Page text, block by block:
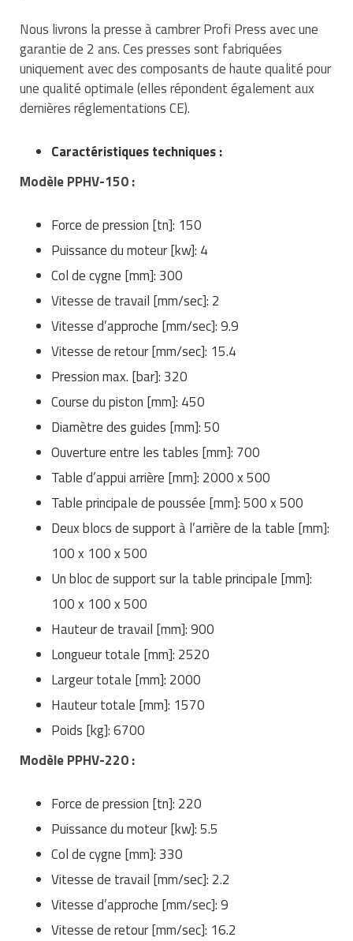
Nous livrons la presse à cambrer Profi Press avec une
garantie de 2 ans. Ces presses sont fabriquées
uniquement avec des composants de haute qualité pour
une qualité optimale (elles répondent également aux
dernières réglementations CE).
Caractéristiques techniques :
Modèle PPHV-150 :
Force de pression [tn]: 150
Puissance du moteur [kw]: 4
Col de cygne [mm]: 300
Vitesse de travail [mm/sec]: 2
Vitesse d’approche [mm/sec]: 9.9
Vitesse de retour [mm/sec]: 15.4
Pression max. [bar]: 320
Course du piston [mm]: 450
Diamètre des guides [mm]: 50
Ouverture entre les tables [mm]: 700
Table d’appui arrière [mm]: 2000 x 500
Table principale de poussée [mm]: 500 x 500
Deux blocs de support à l’arrière de la table [mm]:
100 x 100 x 500
Un bloc de support sur la table principale [mm]:
100 x 100 x 500
Hauteur de travail [mm]: 900
Longueur totale [mm]: 2520
Largeur totale [mm]: 2000
Hauteur totale [mm]: 1570
Poids [kg]: 6700
Modèle PPHV-220 :
Force de pression [tn]: 220
Puissance du moteur [kw]: 5.5
Col de cygne [mm]: 330
Vitesse de travail [mm/sec]: 2.2
Vitesse d’approche [mm/sec]: 9
Vitesse de retour [mm/sec]: 16.2